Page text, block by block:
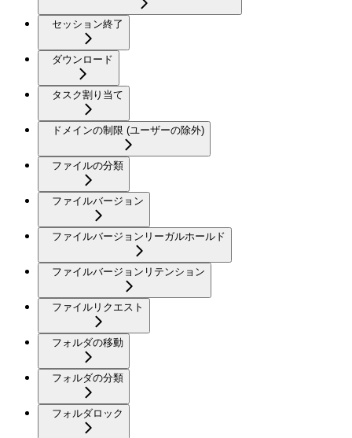
セッション終了
ダウンロード
タスク割り当て
ドメインの制限 (ユーザーの除外)
ファイルの分類
ファイルバージョン
ファイルバージョンリーガルホールド
ファイルバージョンリテンション
ファイルリクエスト
フォルダの移動
フォルダの分類
フォルダロック